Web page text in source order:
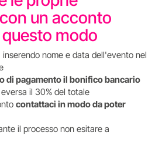
un acconto
modo
inserendo nome e data dell'evento nel
di pagamento il bonifico bancario
eversa il 30% del totale
contattaci in modo da poter
il processo non esitare a